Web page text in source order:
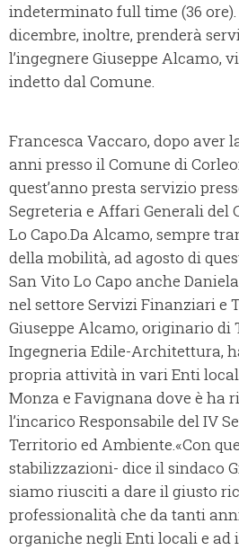
indeterminato full time (36
dicembre, inoltre, prenderà
l’ingegnere Giuseppe Alcamo,
indetto dal Comune.
Francesca Vaccaro, dopo aver
anni presso il Comune di
quest’anno presta servizio
Segreteria e Affari Generali del
Lo Capo.Da Alcamo, sempre
della mobilità, ad agosto di
San Vito Lo Capo anche
nel settore Servizi Finanziari e
Giuseppe Alcamo, originario di
Ingegneria Edile-Architettura,
propria attività in vari Enti
Monza e Favignana dove è ha
l’incarico Responsabile del IV
Territorio ed Ambiente.«Con
stabilizzazioni- dice il sindaco
siamo riusciti a dare il giusto
professionalità che da tanti
organiche negli Enti locali e ad